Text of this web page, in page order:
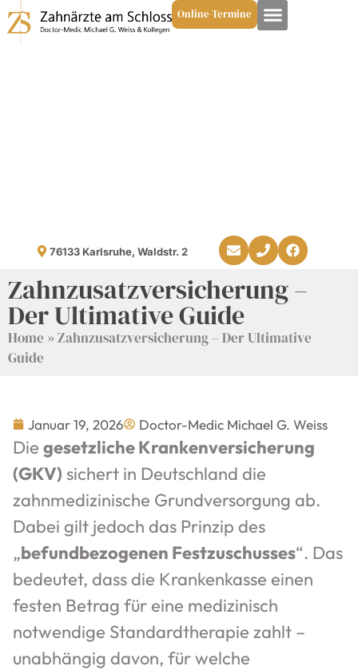
Online-Termine
76133 Karlsruhe, Waldstr. 2
Zahnzusatzversicherung –
Der Ultimative Guide
Home »Zahnzusatzversicherung – Der Ultimative
Guide
Januar 19, 2026 Doctor-Medic Michael G. Weiss
Die gesetzliche Krankenversicherung
(GKV) sichert in Deutschland die
zahnmedizinische Grundversorgung ab.
Dabei gilt jedoch das Prinzip des
„befundbezogenen Festzuschusses“. Das
bedeutet, dass die Krankenkasse einen
festen Betrag für eine medizinisch
notwendige Standardtherapie zahlt –
unabhängig davon, für welche